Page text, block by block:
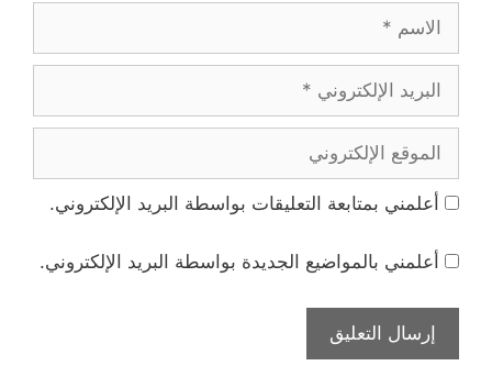
الإلكتروني
الإلكتروني
أعلمني بمتابعة التعليقات بواسطة البريد الإلكتروني.
أعلمني بالمواضيع الجديدة بواسطة البريد الإلكتروني.